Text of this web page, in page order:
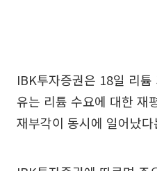
IBK투자증권은 18일 리
유는 리튬 수요에 대한 재
재부각이 동시에 일어났